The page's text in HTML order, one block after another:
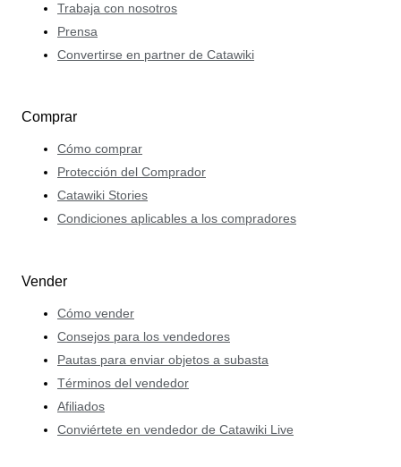
Trabaja con nosotros
Prensa
Convertirse en partner de Catawiki
Comprar
Cómo comprar
Protección del Comprador
Catawiki Stories
Condiciones aplicables a los compradores
Vender
Cómo vender
Consejos para los vendedores
Pautas para enviar objetos a subasta
Términos del vendedor
Afiliados
Conviértete en vendedor de Catawiki Live